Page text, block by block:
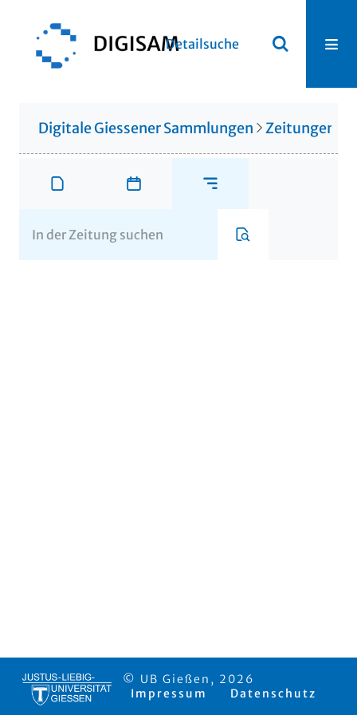
Detailsuche
Digitale Giessener Sammlungen Zeitungen
© UB Gießen, 2026
Impressum
Datenschutz